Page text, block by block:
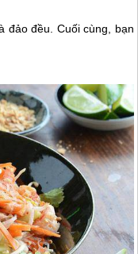
đảo đều. Cuối cùng, bạn